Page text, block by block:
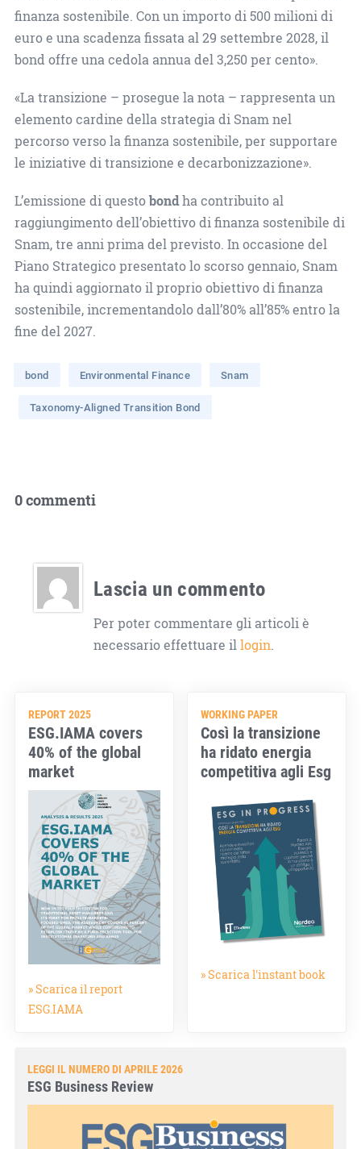
finanza sostenibile. Con un importo di 500 milioni di
euro e una scadenza fissata al 29 settembre 2028, il
bond offre una cedola annua del 3,250 per cento».
«La transizione – prosegue la nota – rappresenta un
elemento cardine della strategia di Snam nel
percorso verso la finanza sostenibile, per supportare
le iniziative di transizione e decarbonizzazione».
L’emissione di questobondha contribuito al
raggiungimento dell’obiettivo di finanza sostenibile di
Snam, tre anni prima del previsto. In occasione del
Piano Strategico presentato lo scorso gennaio, Snam
ha quindi aggiornato il proprio obiettivo di finanza
sostenibile, incrementandolo dall’80% all’85% entro la
fine del 2027.
bond Environmental Finance Snam
Taxonomy-Aligned Transition Bond
0 commenti
Lascia un commento
Per poter commentare gli articoli è
necessario effettuare illogin.
REPORT 2025
ESG.IAMA covers
40% of the global
market
» Scarica il report
ESG.IAMA
WORKING PAPER
Così la transizione
ha ridato energia
competitiva agli Esg
» Scarica l'instant book
LEGGI IL NUMERO DI APRILE 2026
ESG Business Review